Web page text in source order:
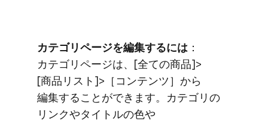
カテゴリページを​編集するには ​：
カテゴリページは、​[全ての​商品]>
[商品リスト]>​［コンテンツ］から​
編集する​ことができます。​カテゴリの​
リンクや​タイトルの​色や​